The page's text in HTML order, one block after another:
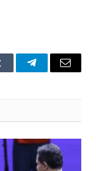
TelegramEmail